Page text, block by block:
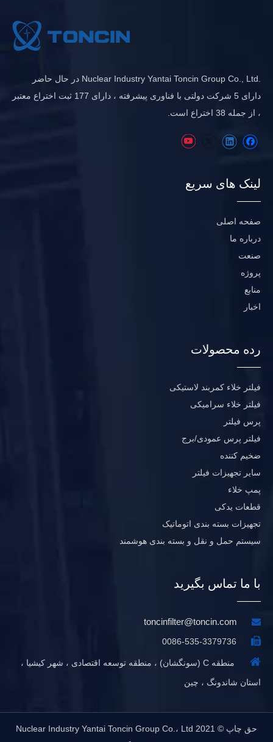
.Nuclear Industry Yantai Toncin Group Co., Ltd در حال حاضر
دارای 5 شرکت دولتی با فناوری پیشرفته ، دارای 177 ثبت اختراع معتبر
، از جمله 38 اختراع است.
لینک های سریع
صفحه اصلی
درباره ما
صنعت
پروژه
منابع
اخبار
رده محصولات
فیلتر خلاء کمربند لاستیکی
فیلتر خلاء سرامیکی
پرس فیلتر
فیلتر پرس عمودی/برج
ضخیم کننده
سایر تجهیزات فیلتر
پمپ خلاء
قطعات یدکی
تجهیزات بسته بندی اتوماتیک
سیستم حمل و نقل و بسته بندی هوشمند
با ما تماس بگیرید

toncinfilter@toncin.com

0086-535-3379736

منطقه C (سونگشان) ، منطقه توسعه اقتصادی ، شهر کیشیا ،
استان شاندونگ ، چین
حق چاپ © 2021 Nuclear Industry Yantai Toncin Group Co.، Ltd